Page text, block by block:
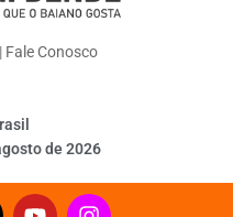
Fale Conosco
de 2026